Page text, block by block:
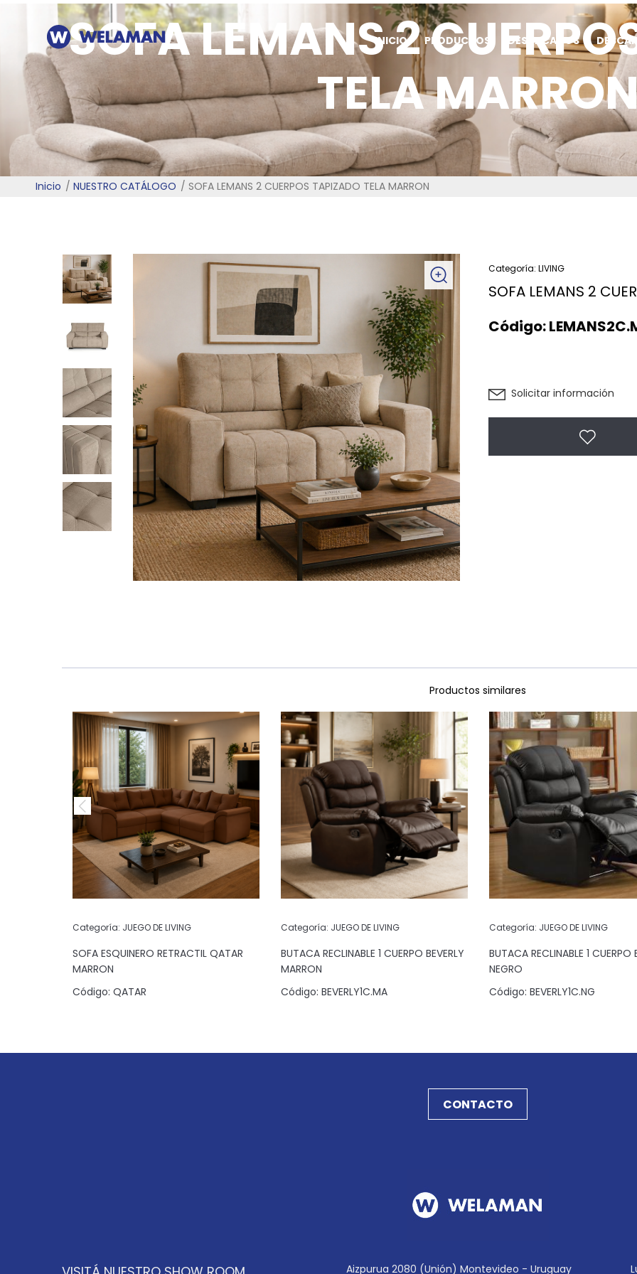
INICIO PRODUCTOS DESTACADOS
SOFA LEMANS 2
TELA
Inicio NUESTRO CATÁLOGO SOFA LEMANS 2 CUERPOS TAPIZADO TELA MARRON
Categoría: LIVING
SOFA LEMANS 2
Código:
Solicitar información
Productos similares
Categoría: JUEGO DE LIVING
SOFA ESQUINERO RETRACTIL QATAR
MARRON
Código: QATAR
Categoría: JUEGO DE LIVING
BUTACA RECLINABLE 1 CUERPO BEVERLY
MARRON
Código: BEVERLY1C.MA
Categoría: JUEGO DE LIVING
BUTACA RECLINABLE 1 CUERPO
NEGRO
Código: BEVERLY1C.NG
CONTACTO
Aizpurua 2080 (Unión) Montevideo - Uruguay